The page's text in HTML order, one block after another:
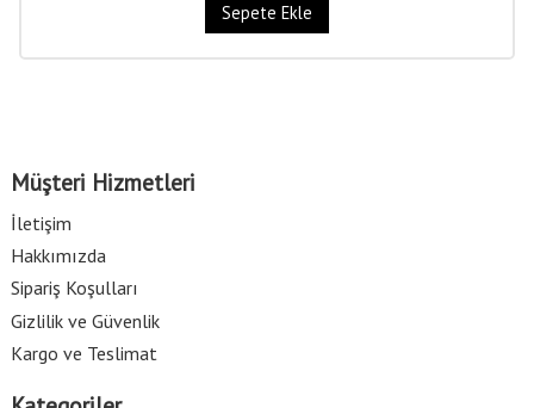
Sepete Ekle
Müşteri Hizmetleri
İletişim
Hakkımızda
Sipariş Koşulları
Gizlilik ve Güvenlik
Kargo ve Teslimat